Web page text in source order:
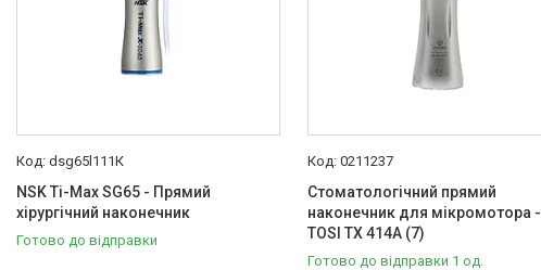
dsg65l111К
NSK Ti-Max SG65 - Прямий
хірургічний наконечник
Готово до відправки
0211237
Стоматологічний прямий
наконечник для мікромотора -
TOSI TX 414A (7)
Готово до відправки 1 од.